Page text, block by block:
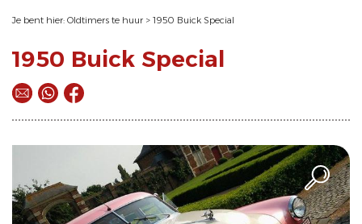
Je bent hier: Oldtimers te huur > 1950 Buick Special
1950 Buick Special